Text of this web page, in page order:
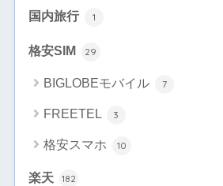
国内旅行 1
格安SIM 29
BIGLOBEモバイル 7
FREETEL 3
格安スマホ 10
楽天 182